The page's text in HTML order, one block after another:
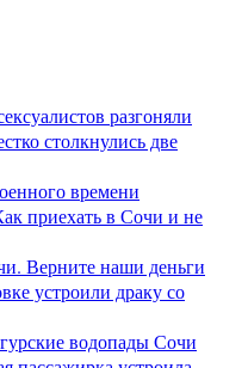
разгоняли
столкнулись две
времени
приехать в Сочи и не
Верните наши деньги
устроили драку со
водопады Сочи